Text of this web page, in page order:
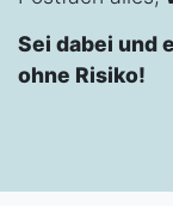
Sei dabei und
ohne Risiko!